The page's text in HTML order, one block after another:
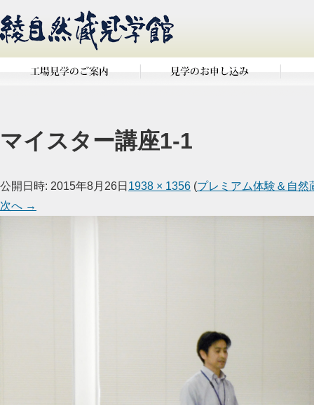
マイスター講座1-1
公開日時: 2015年8月26日 1938 × 1356 (プレミアム体験＆自然
次へ →